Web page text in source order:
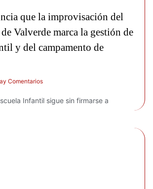
que la improvisación del
Valverde marca la gestión de
y del campamento de
Comentarios
Infantil sigue sin firmarse a